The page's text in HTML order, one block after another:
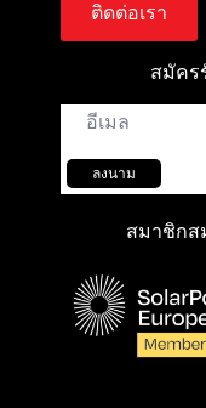
ติดต่อเรา
สมัคร
อีเมล์
ลงนาม
สมาชิกส